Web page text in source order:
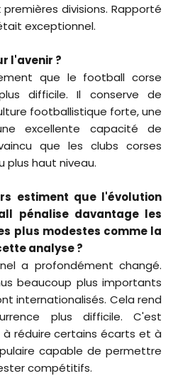
divisions. Rapporté
exceptionnel.
l'avenir ?
que le football corse
difficile. Il conserve de
footballistique forte, une
excellente capacité de
que les clubs corses
plus haut niveau.
estiment que l'évolution
pénalise davantage les
plus modestes comme la
analyse ?
a profondément changé.
beaucoup plus importants
internationalisés. Cela rend
plus difficile. C'est
à réduire certains écarts et à
capable de permettre
compétitifs.